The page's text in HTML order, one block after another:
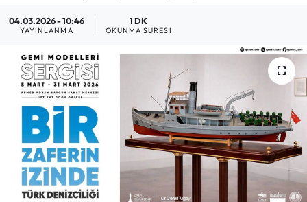
04.03.2026 - 10:46
YAYINLANMA
1 DK
OKUNMA SÜRESI